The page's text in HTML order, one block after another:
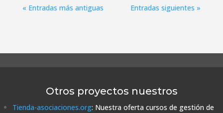
« Entradas más antiguas Entradas siguientes »
Otros proyectos nuestros
Tienda-asociaciones.org: Nuestra oferta cursos de gestión de